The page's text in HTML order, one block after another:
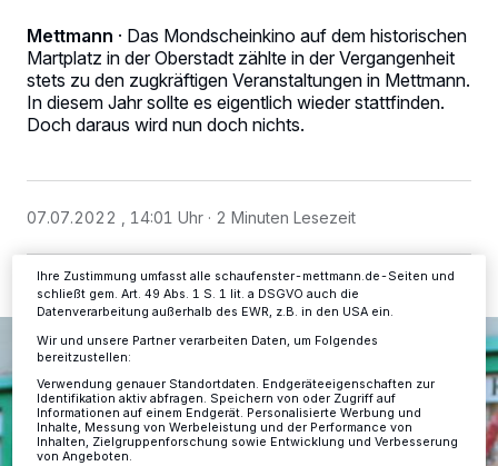
Mettmann · Das Mondscheinkino auf dem historischen
Martplatz in der Oberstadt zählte in der Vergangenheit
stets zu den zugkräftigen Veranstaltungen in Mettmann.
In diesem Jahr sollte es eigentlich wieder stattfinden.
Doch daraus wird nun doch nichts.
07.07.2022 , 14:01 Uhr 2 Minuten Lesezeit
Wir und unsere218 -Partner speichern und greifen auf
personenbezogene Daten wie Browserdaten oder eindeutige
Kennungen auf Ihrem Gerät zu. Durch Auswahl von OK aktivieren Sie
Tracking-Technologien für die unter „Wir und unsere Partner
verarbeiten Daten, um Ihnen Dienste bereitzustellen“ aufgeführten
Einstellungen oder Ablehnen am unteren Rand der Webseite klicken.
Ihre Einstellungen gelten innerhalb unseres Website. Weitere
Ihre Zustimmung umfasst alle schaufenster-mettmann.de-Seiten und
schließt gem. Art. 49 Abs. 1 S. 1 lit. a DSGVO auch die
Datenverarbeitung außerhalb des EWR, z.B. in den USA ein.
Wir und unsere Partner verarbeiten Daten, um Folgendes
bereitzustellen:
Verwendung genauer Standortdaten. Endgeräteeigenschaften zur
Identifikation aktiv abfragen. Speichern von oder Zugriff auf
Informationen auf einem Endgerät. Personalisierte Werbung und
Inhalte, Messung von Werbeleistung und der Performance von
Inhalten, Zielgruppenforschung sowie Entwicklung und Verbesserung
von Angeboten.